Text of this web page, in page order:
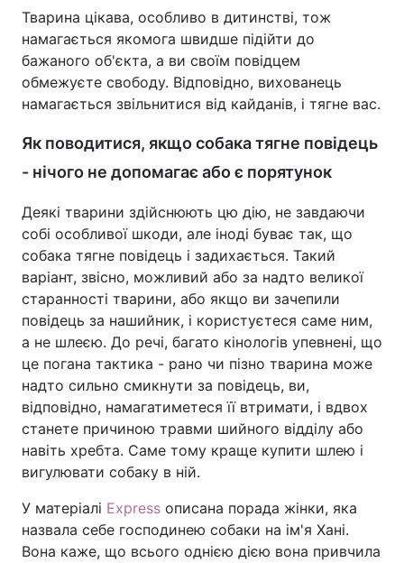
Тварина цікава, особливо в дитинстві, тож
намагається якомога швидше підійти до
бажаного об'єкта, а ви своїм повідцем
обмежуєте свободу. Відповідно, вихованець
намагається звільнитися від кайданів, і тягне вас.
Як поводитися, якщо собака тягне повідець
- нічого не допомагає або є порятунок
Деякі тварини здійснюють цю дію, не завдаючи
собі особливої шкоди, але іноді буває так, що
собака тягне повідець і задихається. Такий
варіант, звісно, можливий або за надто великої
старанності тварини, або якщо ви зачепили
повідець за нашийник, і користуєтеся саме ним,
а не шлеєю. До речі, багато кінологів упевнені, що
це погана тактика - рано чи пізно тварина може
надто сильно смикнути за повідець, ви,
відповідно, намагатиметеся її втримати, і вдвох
станете причиною травми шийного відділу або
навіть хребта. Саме тому краще купити шлею і
вигулювати собаку в ній.
У матеріалі Express описана порада жінки, яка
назвала себе господинею собаки на ім'я Хані.
Вона каже, що всього однією дією вона привчила